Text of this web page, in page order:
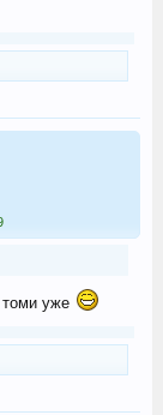
уже